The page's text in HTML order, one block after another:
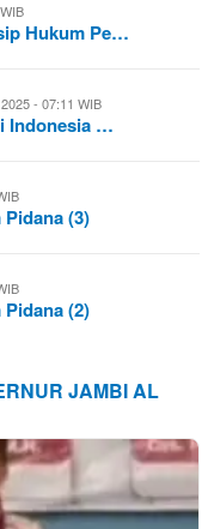
Hukum Pe…
- 07:11 WIB
Indonesia …
(3)
(2)
JAMBI AL